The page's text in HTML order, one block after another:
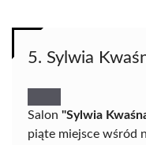
5. Sylwia
Salon "Sylwia
piąte miejsce wśród